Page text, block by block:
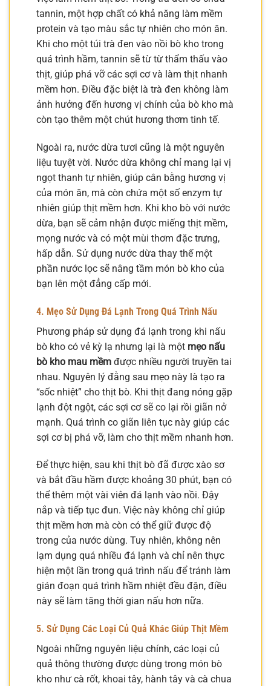
tannin, một hợp chất có khả năng làm mềm
protein và tạo màu sắc tự nhiên cho món ăn.
Khi cho một túi trà đen vào nồi bò kho trong
quá trình hầm, tannin sẽ từ từ thẩm thấu vào
thịt, giúp phá vỡ các sợi cơ và làm thịt nhanh
mềm hơn. Điều đặc biệt là trà đen không làm
ảnh hưởng đến hương vị chính của bò kho mà
còn tạo thêm một chút hương thơm tinh tế.
Ngoài ra, nước dừa tươi cũng là một nguyên
liệu tuyệt vời. Nước dừa không chỉ mang lại vị
ngọt thanh tự nhiên, giúp cân bằng hương vị
của món ăn, mà còn chứa một số enzym tự
nhiên giúp thịt mềm hơn. Khi kho bò với nước
dừa, bạn sẽ cảm nhận được miếng thịt mềm,
mọng nước và có một mùi thơm đặc trưng,
hấp dẫn. Sử dụng nước dừa thay thế một
phần nước lọc sẽ nâng tầm món bò kho của
bạn lên một đẳng cấp mới.
4. Mẹo Sử Dụng Đá Lạnh Trong Quá Trình Nấu
Phương pháp sử dụng đá lạnh trong khi nấu
bò kho có vẻ kỳ lạ nhưng lại là một mẹo nấu
bò kho mau mềm được nhiều người truyền tai
nhau. Nguyên lý đằng sau mẹo này là tạo ra
“sốc nhiệt” cho thịt bò. Khi thịt đang nóng gặp
lạnh đột ngột, các sợi cơ sẽ co lại rồi giãn nở
mạnh. Quá trình co giãn liên tục này giúp các
sợi cơ bị phá vỡ, làm cho thịt mềm nhanh hơn.
Để thực hiện, sau khi thịt bò đã được xào sơ
và bắt đầu hầm được khoảng 30 phút, bạn có
thể thêm một vài viên đá lạnh vào nồi. Đậy
nắp và tiếp tục đun. Việc này không chỉ giúp
thịt mềm hơn mà còn có thể giữ được độ
trong của nước dùng. Tuy nhiên, không nên
lạm dụng quá nhiều đá lạnh và chỉ nên thực
hiện một lần trong quá trình nấu để tránh làm
gián đoạn quá trình hầm nhiệt đều đặn, điều
này sẽ làm tăng thời gian nấu hơn nữa.
5. Sử Dụng Các Loại Củ Quả Khác Giúp Thịt Mềm
Ngoài những nguyên liệu chính, các loại củ
quả thông thường được dùng trong món bò
kho như cà rốt, khoai tây, hành tây và cà chua